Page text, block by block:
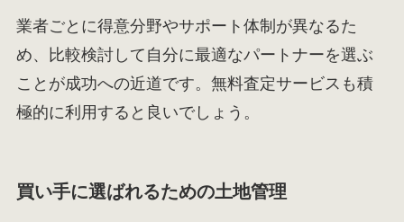
業者ごとに得意分野やサポート体制が異なるた
め、比較検討して自分に最適なパートナーを選ぶ
ことが成功への近道です。無料査定サービスも積
極的に利用すると良いでしょう。
買い手に選ばれるための土地管理